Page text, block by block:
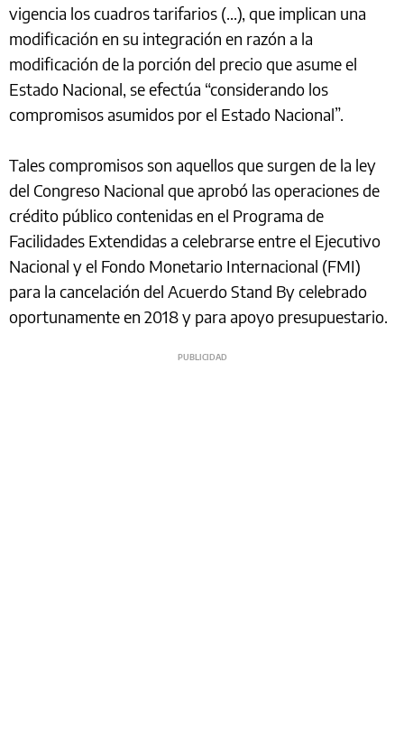
vigencia los cuadros tarifarios (...), que implican una
modificación en su integración en razón a la
modificación de la porción del precio que asume el
Estado Nacional, se efectúa “considerando los
compromisos asumidos por el Estado Nacional”.
Tales compromisos son aquellos que surgen de la ley
del Congreso Nacional que aprobó las operaciones de
crédito público contenidas en el Programa de
Facilidades Extendidas a celebrarse entre el Ejecutivo
Nacional y el Fondo Monetario Internacional (FMI)
para la cancelación del Acuerdo Stand By celebrado
oportunamente en 2018 y para apoyo presupuestario.